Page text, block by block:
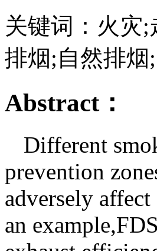
关键词：火灾
排烟;自然排烟
Abstract：
Different
prevention
adversely
an